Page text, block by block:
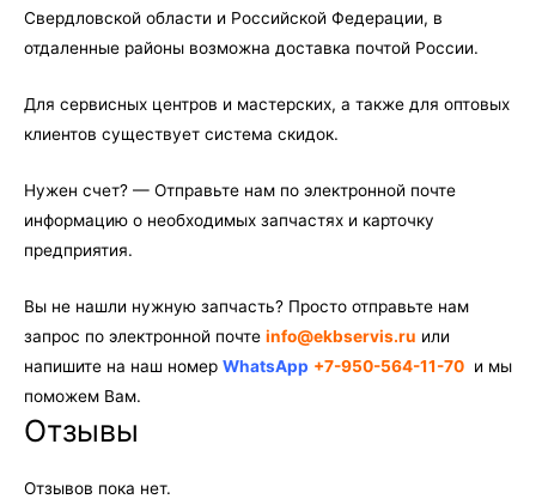
Свердловской области и Российской Федерации, в
отдаленные районы возможна доставка почтой России.
Для сервисных центров и мастерских, а также для оптовых
клиентов существует система скидок.
Нужен счет? — Отправьте нам по электронной почте
информацию о необходимых запчастях и карточку
предприятия.
Вы не нашли нужную запчасть? Просто отправьте нам
запрос по электронной почте info@ekbservis.ru или
напишите на наш номер WhatsApp +7-950-564-11-70 и мы
поможем Вам.
Отзывы
Отзывов пока нет.